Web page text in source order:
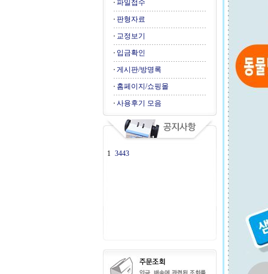
파일접수
판형자료
교정보기
입금확인
게시판/방명록
홈페이지/쇼핑몰
사용후기 모음
1 3443